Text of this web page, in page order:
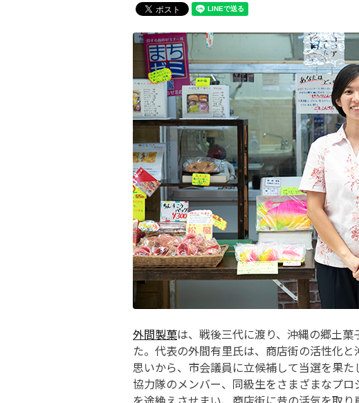
外間製菓は、戦後三代に渡り、沖縄の郷土
た。代表の外間有里氏は、商店街の活性化
思いから、市会議員に立候補して当選を果
協力隊のメンバー、同級生をさまざまなプ